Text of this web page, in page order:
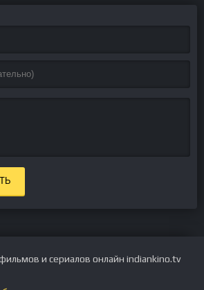
и сериалов онлайн indiankino.tv